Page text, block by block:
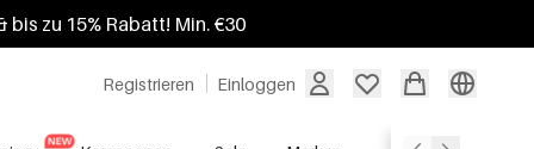
bis zu 15% Rabatt! Min. €30
Registrieren Einloggen